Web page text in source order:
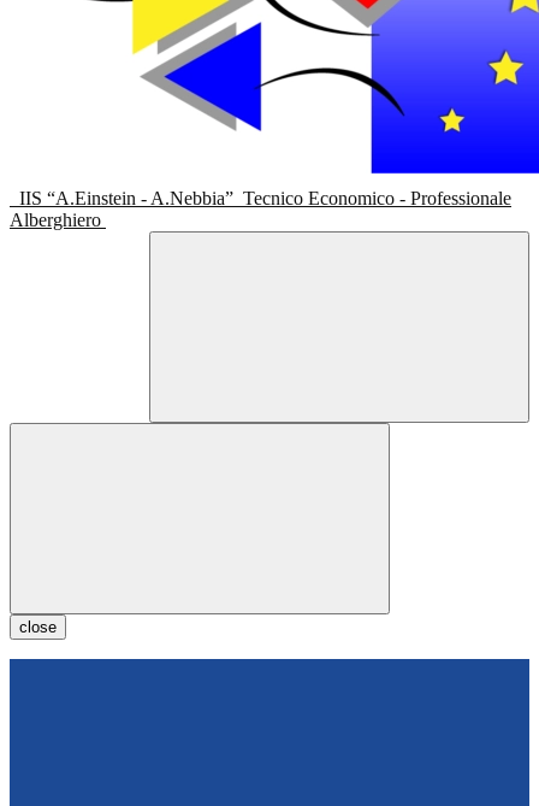
IIS “A.Einstein - A.Nebbia” Tecnico Economico - Professionale
Alberghiero
close